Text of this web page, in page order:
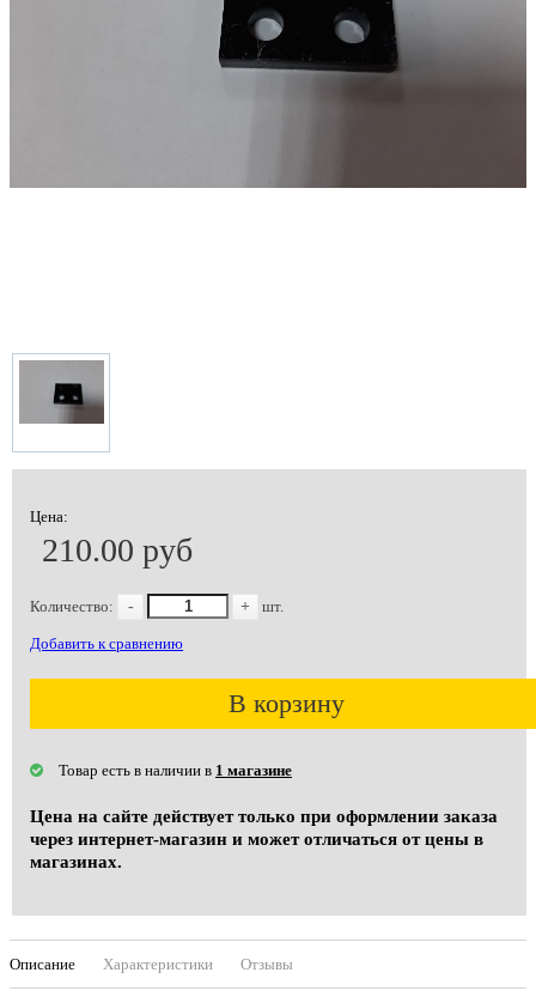
Цена:
210.00 руб
Количество: - + шт.
Добавить к сравнению
В корзину
Товар есть в наличии в 1 магазине
Цена на сайте действует только при оформлении заказа
через интернет-магазин и может отличаться от цены в
магазинах.
Описание Характеристики Отзывы